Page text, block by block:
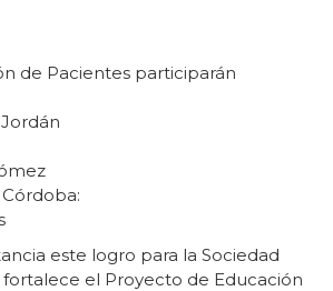
de Pacientes participarán
este logro para la Sociedad
el Proyecto de Educación